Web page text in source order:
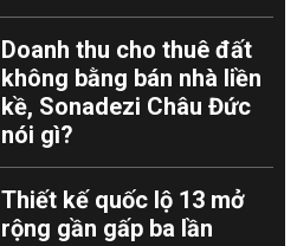
Doanh thu cho thuê đất
không bằng bán nhà liền
kề, Sonadezi Châu Đức
nói gì?
Thiết kế quốc lộ 13 mở
rộng gần gấp ba lần